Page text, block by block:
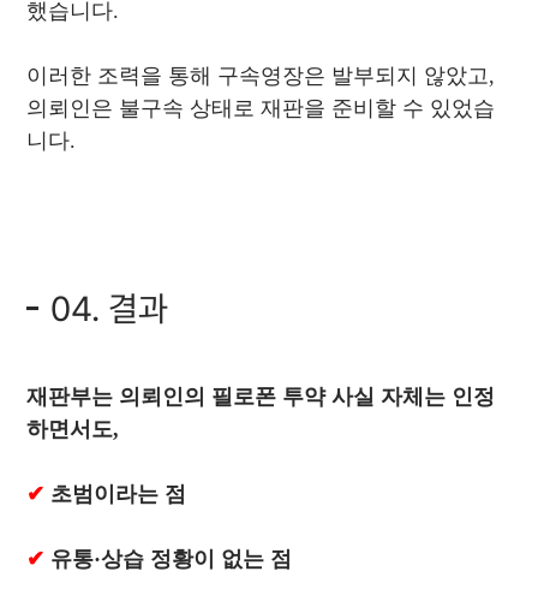
했습니다.
이러한 조력을 통해 구속영장은 발부되지 않았고,
의뢰인은 불구속 상태로 재판을 준비할 수 있었습
니다.
04. 결과
재판부는 의뢰인의 필로폰 투약 사실 자체는 인정
하면서도,
✔ 초범이라는 점
✔ 유통·상습 정황이 없는 점